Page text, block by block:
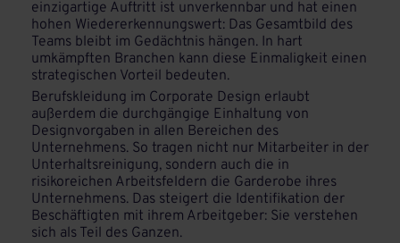
einzigartige Auftritt ist unverkennbar und hat einen
hohen Wiedererkennungswert: Das Gesamtbild des
Teams bleibt im Gedächtnis hängen. In hart
umkämpften Branchen kann diese Einmaligkeit einen
strategischen Vorteil bedeuten.
Berufskleidung im Corporate Design erlaubt
außerdem die durchgängige Einhaltung von
Designvorgaben in allen Bereichen des
Unternehmens. So tragen nicht nur Mitarbeiter in der
Unterhaltsreinigung, sondern auch die in
risikoreichen Arbeitsfeldern die Garderobe ihres
Unternehmens. Das steigert die Identifikation der
Beschäftigten mit ihrem Arbeitgeber: Sie verstehen
sich als Teil des Ganzen.